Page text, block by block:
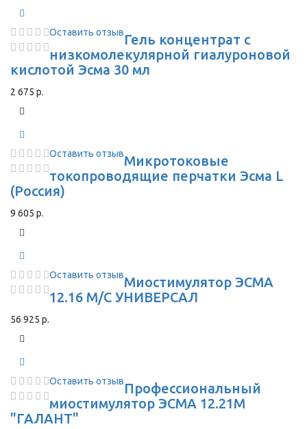
Оставить отзывГель концентрат с
низкомолекулярной гиалуроновой
кислотой Эсма 30 мл
2 675 р.
Оставить отзывМикротоковые
токопроводящие перчатки Эсма L
(Россия)
9 605 р.
Оставить отзывМиостимулятор ЭСМА
12.16 М/С УНИВЕРСАЛ
56 925 р.
Оставить отзывПрофессиональный
миостимулятор ЭСМА 12.21М
"ГАЛАНТ"